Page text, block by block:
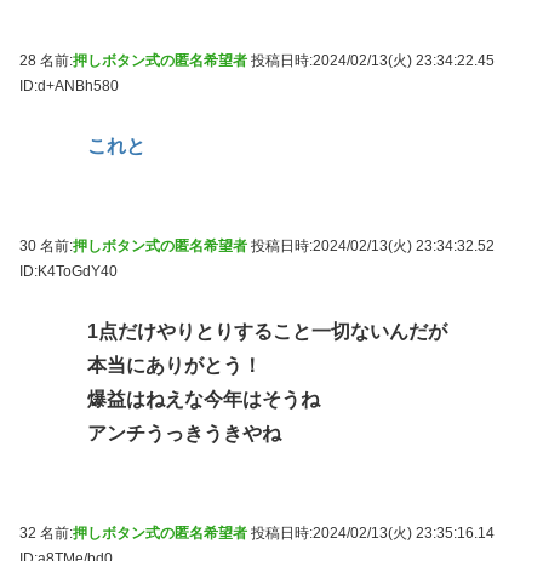
28 名前:押しボタン式の匿名希望者 投稿日時:2024/02/13(火) 23:34:22.45
ID:d+ANBh580
これと
30 名前:押しボタン式の匿名希望者 投稿日時:2024/02/13(火) 23:34:32.52
ID:K4ToGdY40
1点だけやりとりすること一切ないんだが
本当にありがとう！
爆益はねえな今年はそうね
アンチうっきうきやね
32 名前:押しボタン式の匿名希望者 投稿日時:2024/02/13(火) 23:35:16.14